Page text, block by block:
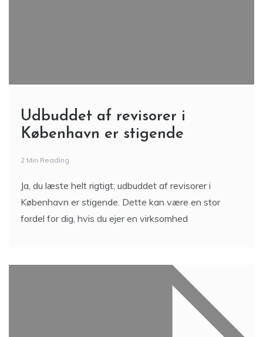
Udbuddet af revisorer i
København er stigende
2 Min Reading
Ja, du læste helt rigtigt; udbuddet af revisorer i
København er stigende. Dette kan være en stor
fordel for dig, hvis du ejer en virksomhed